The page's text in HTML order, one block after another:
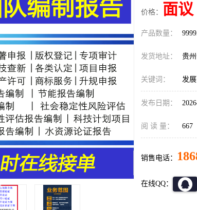
价格： 面议
产品数量：
发货地址： 贵
关键词： 发
发布日期：
阅 读 量： 667
销售电话：
在线QQ：